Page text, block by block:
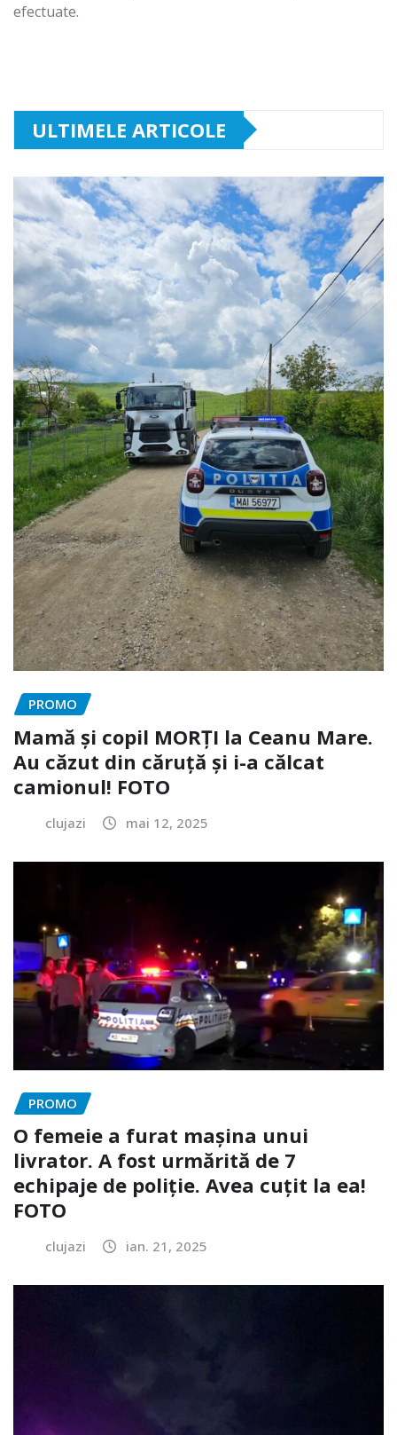
efectuate.
ULTIMELE ARTICOLE
PROMO
Mamă și copil MORȚI la Ceanu Mare.
Au căzut din căruță și i-a călcat
camionul! FOTO
clujazi mai 12, 2025
PROMO
O femeie a furat mașina unui
livrator. A fost urmărită de 7
echipaje de poliție. Avea cuțit la ea!
FOTO
clujazi ian. 21, 2025